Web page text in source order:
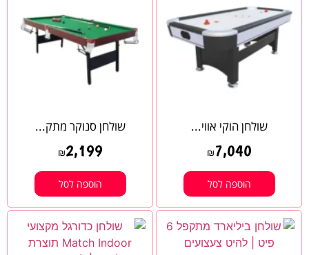
שולחן הוקי אווי...
₪ 7,040
הוספה לסל
שולחן סנוקר מתק...
₪2,199
הוספה לסל